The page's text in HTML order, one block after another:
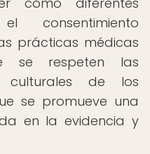
consentimiento
prácticas médicas
se respeten las
culturales de los
se promueve una
en la evidencia y